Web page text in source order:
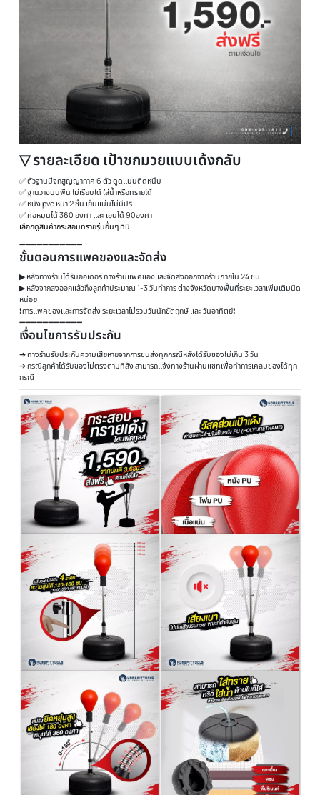
▽ รายละเอียด เป้าชกมวยแบบเด้งกลับ
✅ ตัวฐานมีจุกสูญญากาศ 6 ตัว ดูดแน่นติดหนึบ
✅ ฐานวางบนพื่น ไม่เรียบได้ ใส่น้ำหรือทรายได้
✅ หนัง pvc หนา 2 ชั้น เย็นเเน่นไม่มีปริ
✅ คอหมุนได้ 360 องศา เเละ เอนได้ 90องศา
เลือกดูสินค้ากระสอบทรายรุ่นอื่นๆ ที่นี่
➖➖➖➖➖➖➖➖➖➖➖
ขั้นตอนการแพคของและจัดส่ง
▶ หลังทางร้านได้รับออเดอร์ ทางร้านแพคของและจัดส่งออกจากร้านภายใน 24 ชม
▶ หลังจากส่งออกแล้วถึงลูกค้าประมาณ 1-3 วันทำการ ต่างจังหวัดบางพื้นที่ระยะเวลาเพิ่มเ
❗การแพคของและการจัดส่ง ระยะเวลาไม่รวมวันนักขัตฤกษ์ และ วันอาทิตย์❗
➖➖➖➖➖➖➖➖➖➖➖
เงื่อนไขการรับประกัน
➔ ทางร้านรับประกันความเสียหายจากการขนส่งทุกกรณีหลังได้รับของไม่เกิน 3 วัน
➔ กรณีลูกค้าได้รับของไม่ตรงตามที่สั่ง สามารถแจ้งทางร้านผ่านแชทเพื่อทำการเคลมของไ
กรณี